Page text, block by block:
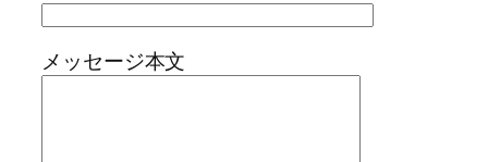
メッセージ本文